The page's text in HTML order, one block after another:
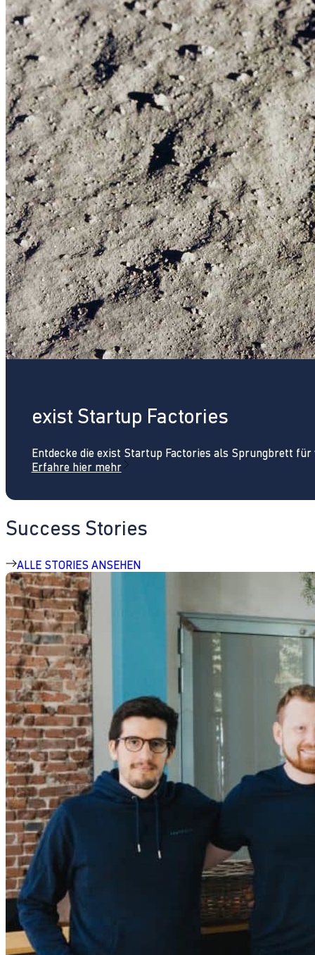
exist Startup Factories
Entdecke die exist Startup Factories als Sprungbrett
Erfahre hier mehr
Success Stories
ALLE STORIES ANSEHEN